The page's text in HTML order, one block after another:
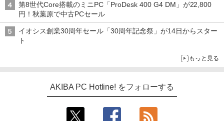
第8世代Core搭載のミニPC「ProDesk 400 G4 DM」が22,800
円！秋葉原で中古PCセール
イオシス創業30周年セール「30周年記念祭」が14日からスター
ト
もっと見る
AKIBA PC Hotline! をフォローする